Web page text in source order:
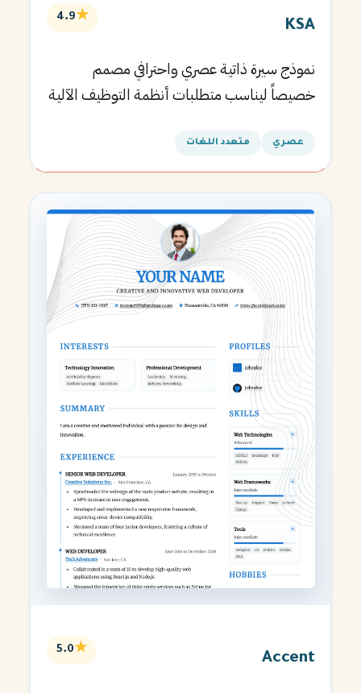
KSA
★
4.9
نموذج سيرة ذاتية عصري واحترافي مصمم
خصيصاً ليناسب متطلبات أنظمة التوظيف الآلية
عصري متعدد اللغات
Accent
★
5.0